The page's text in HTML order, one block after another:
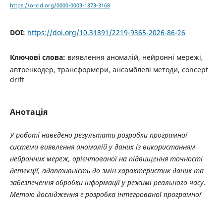
https://orcid.org/0000-0003-1873-3168
DOI: https://doi.org/10.31891/2219-9365-2026-86-26
Ключові слова: виявлення аномалій, нейронні мережі,
автоенкодер, трансформери, ансамблеві методи, concept
drift
Анотація
У роботі наведено результати розробки програмної
системи виявлення аномалій у даних із використанням
нейронних мереж, орієнтованої на підвищення точності
детекції, адаптивність до змін характеристик даних та
забезпечення обробки інформації у режимі реального часу.
Метою дослідження є розробка інтегрованої програмної